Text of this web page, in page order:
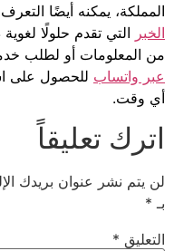
المملكة، يمكنه أيضًا
الخبر التي تقدم حلولًا
من المعلومات أو لطلب
عبر واتساب للحصول على
أي وقت.
اترك تعليقاً
لن يتم نشر عنوان بريدك
بـ *
التعليق *